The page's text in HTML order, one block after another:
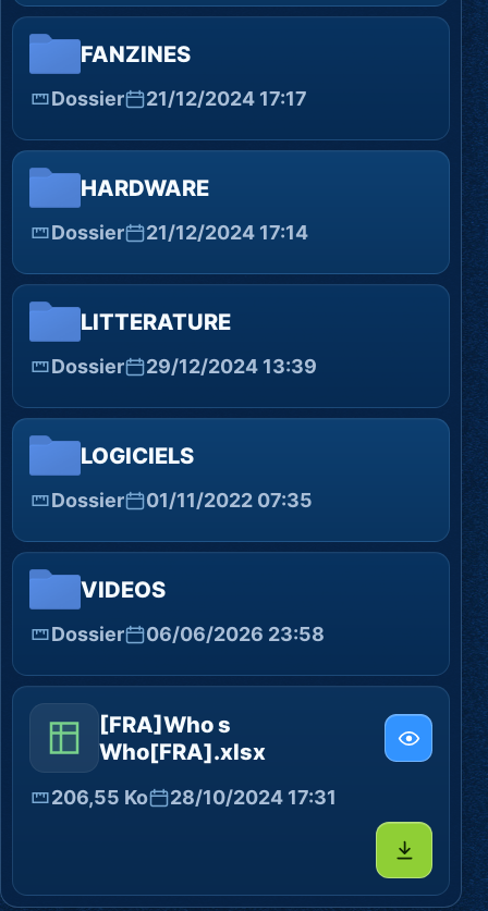
FANZINES
Dossier 21/12/2024 17:17
HARDWARE
Dossier 21/12/2024 17:14
LITTERATURE
Dossier 29/12/2024 13:39
LOGICIELS
Dossier 01/11/2022 07:35
VIDEOS
Dossier 06/06/2026 23:58
[FRA]Who s
Who[FRA].xlsx
206,55 Ko 28/10/2024 17:31